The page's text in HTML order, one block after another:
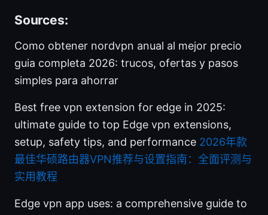
Sources:
Como obtener nordvpn anual al mejor precio
guia completa 2026: trucos, ofertas y pasos
simples para ahorrar
Best free vpn extension for edge in 2025:
ultimate guide to top Edge vpn extensions,
setup, safety tips, and performance 2026年款
最佳华硕路由器VPN推荐与设置指南：全面评测与
实用教程
Edge vpn app uses: a comprehensive guide to